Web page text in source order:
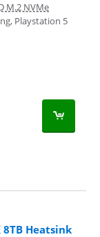
M.2 NVMe
Playstation 5
8TB Heatsink